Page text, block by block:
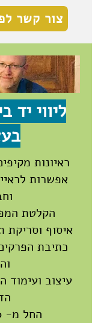
צור קשר
ליווי יד
ראיונות
אפשרות
הקלטת
איסוף וסריקת
כתיבת
עיצוב ועימוד
החל מ- 30,000 ₪